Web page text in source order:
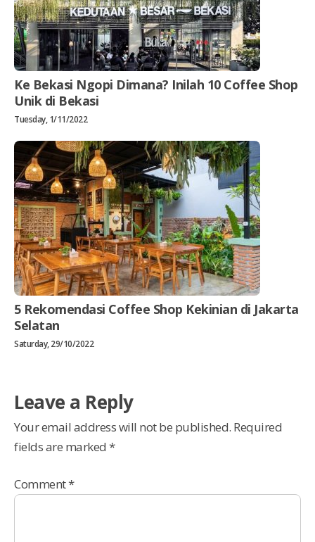
Ke Bekasi Ngopi Dimana? Inilah 10 Coffee Shop
Unik di Bekasi
Tuesday, 1/11/2022
5 Rekomendasi Coffee Shop Kekinian di Jakarta
Selatan
Saturday, 29/10/2022
Leave a Reply
Your email address will not be published. Required
fields are marked *
Comment*